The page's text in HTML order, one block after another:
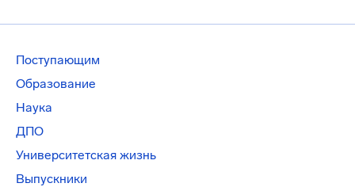
Поступающим
Образование
Наука
ДПО
Университетская жизнь
Выпускники